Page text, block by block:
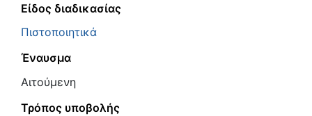
Είδος διαδικασίας
Πιστοποιητικά
Έναυσμα
Αιτούμενη
Τρόπος υποβολής